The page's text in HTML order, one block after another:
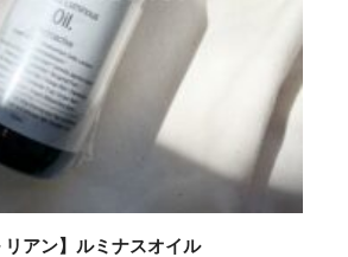
リアン】ルミナスオイル